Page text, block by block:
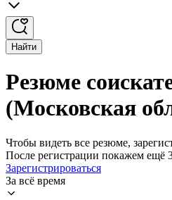
Найти
Резюме
(Московская
Чтобы видеть все резюме,
После регистрации покажем ещё
Зарегистрироваться
За всё время